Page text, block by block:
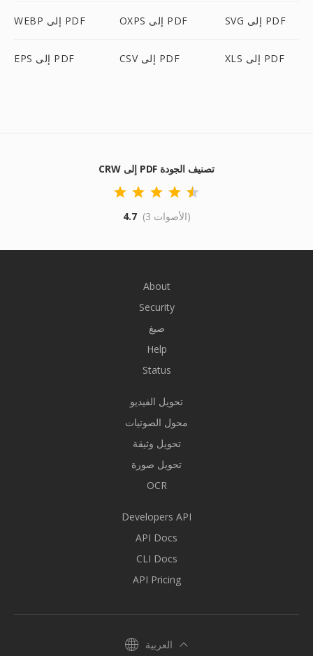
WEBP إلى PDF OXPS إلى PDF SVG إلى PDF
EPS إلى PDF CSV إلى PDF XLS إلى PDF
CRW إلى PDF تصنيف الجودة
4.7 (3 الأصوات)
About
Security
صيغ
Help
Status
تحويل الفيديو
محول الصوتيات
تحويل وثيقة
تحويل صورة
OCR
Developers API
API Docs
CLI Docs
API Pricing
العربية